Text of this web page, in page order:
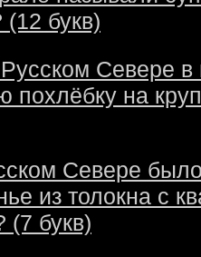
букв)
Севере в
похлёбку на
Севере
из толокна с
(7 букв)